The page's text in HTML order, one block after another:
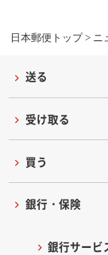
日本郵便トップ> ニ
送る
受け取る
買う
銀行・保険
銀行サービ